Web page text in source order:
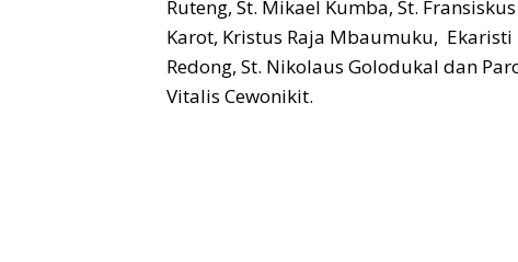
Ruteng, St. Mikael Kumba, St.
Karot, Kristus Raja Mbaumuku, Ekaristi
Redong, St. Nikolaus Golodukal dan
Vitalis Cewonikit.